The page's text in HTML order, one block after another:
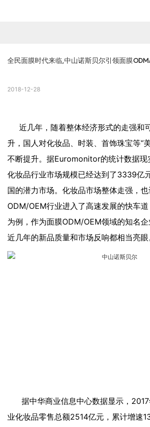
全民面膜时代来临,中山诺斯贝尔引领面膜
2018-12-28
近几年，随着整体经济形式的走强和
升，国人对化妆品、时装、首饰珠宝等“
不断提升。据Euromonitor的统计数据现
化妆品行业市场规模已经达到了3339亿
国的潜力市场。化妆品市场整体走强，
ODM/OEM行业进入了高速发展的快车
为例，作为面膜ODM/OEM领域的知名
近几年的新品质量和市场反响都相当亮眼
据中华商业信息中心数据显示，
业化妆品零售总额2514亿元，累计增速